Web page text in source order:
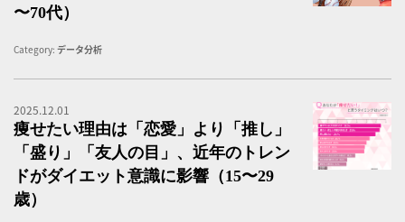
〜70代）
Category: データ分析
2025.12.01
痩せたい理由は「恋愛」より「推し」
「盛り」「友人の目」、近年のトレン
ドがダイエット意識に影響（15〜29
歳）